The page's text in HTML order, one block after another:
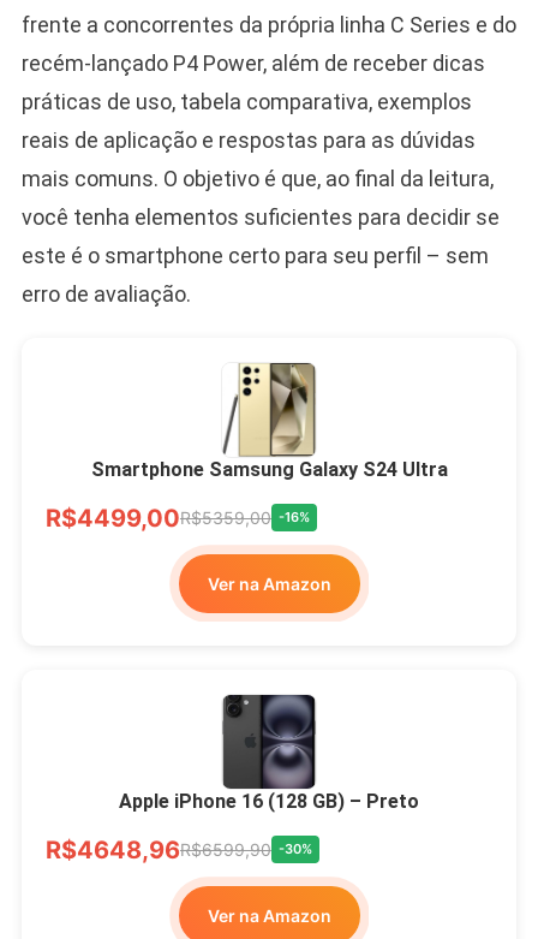
frente a concorrentes da própria linha C Series e do
recém-lançado P4 Power, além de receber dicas
práticas de uso, tabela comparativa, exemplos
reais de aplicação e respostas para as dúvidas
mais comuns. O objetivo é que, ao final da leitura,
você tenha elementos suficientes para decidir se
este é o smartphone certo para seu perfil – sem
erro de avaliação.
Smartphone Samsung Galaxy S24 Ultra
R$4499,00R$5359,00 -16%
Ver na Amazon
Apple iPhone 16 (128 GB) – Preto
R$4648,96R$6599,90 -30%
Ver na Amazon